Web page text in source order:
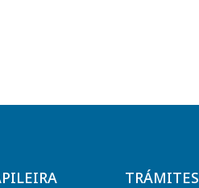
TRÁMITES